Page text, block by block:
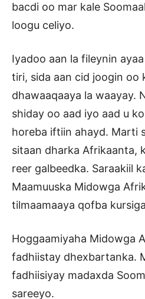
bacdi oo mar kale
loogu celiyo.
Iyadoo aan la fileynin
tiri, sida aan cid joogin oo
dhawaaqaaya la waayay.
shiday oo aad iyo aad u
horeba iftiin ahayd. Marti
sitaan dharka Afrikaanta,
reer galbeedka. Saraakiil
Maamuuska Midowga
tilmaamaaya qofba
Hoggaamiyaha Midowga
fadhiistay dhexbartanka.
fadhiisiyay madaxda
sareeyo.